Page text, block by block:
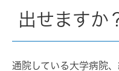
出せますか
通院している大学病院